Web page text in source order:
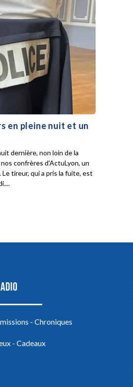
en pleine nuit et un
dernière, non loin de la
confrères d'ActuLyon, un
tireur, qui a pris la fuite, est
- Chroniques
- Cadeaux